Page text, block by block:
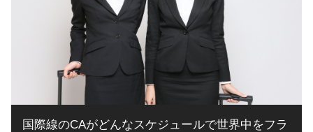
国際線のCAがどんなスケジュールで世界中をフラ